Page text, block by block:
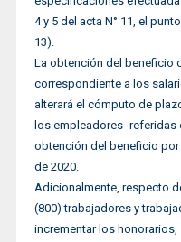
4 y 5 del acta N° 11, el
13).
La obtención del beneficio
correspondiente a los
alterará el cómputo de
los empleadores -referidas
obtención del beneficio
de 2020.
Adicionalmente, respecto
(800) trabajadores y
incrementar los